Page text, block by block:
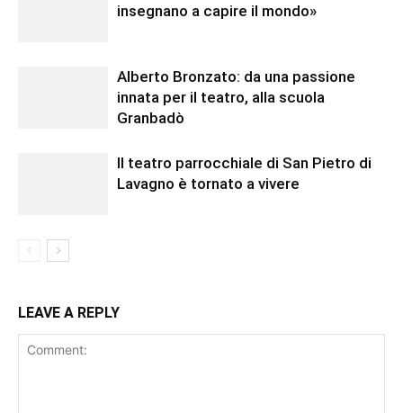
insegnano a capire il mondo»
Alberto Bronzato: da una passione
innata per il teatro, alla scuola
Granbadò
Il teatro parrocchiale di San Pietro di
Lavagno è tornato a vivere
LEAVE A REPLY